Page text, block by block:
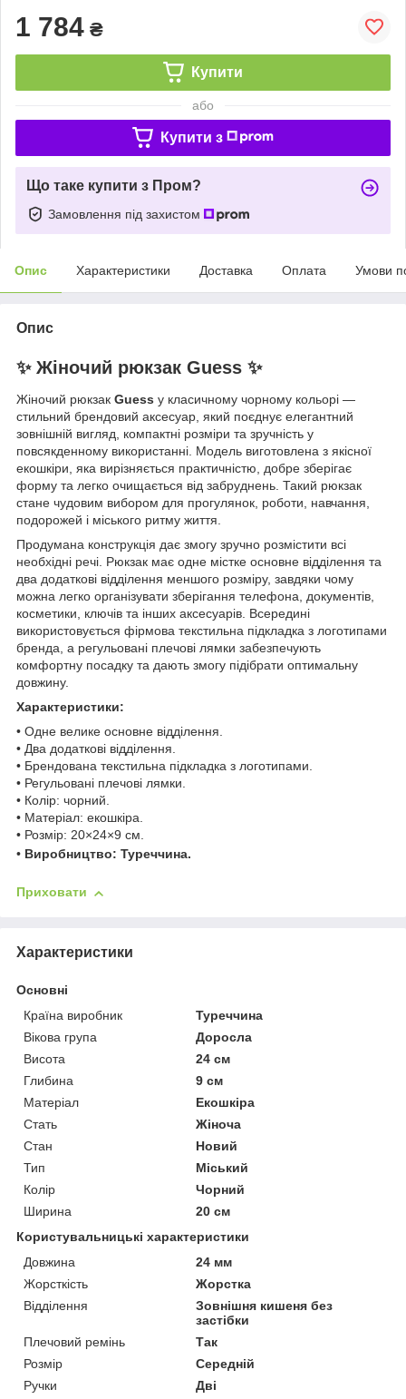
1 784 ₴
Купити
або
Купити з
Що таке купити з Пром?
Замовлення під захистом
Опис Характеристики Доставка Оплата Умови
Опис
✨ Жіночий рюкзак Guess ✨
Жіночий рюкзак Guess у класичному чорному кольорі —
стильний брендовий аксесуар, який поєднує елегантний
зовнішній вигляд, компактні розміри та зручність у
повсякденному використанні. Модель виготовлена з якісної
екошкіри, яка вирізняється практичністю, добре зберігає
форму та легко очищається від забруднень. Такий рюкзак
стане чудовим вибором для прогулянок, роботи, навчання,
подорожей і міського ритму життя.
Продумана конструкція дає змогу зручно розмістити всі
необхідні речі. Рюкзак має одне містке основне відділення та
два додаткові відділення меншого розміру, завдяки чому
можна легко організувати зберігання телефона, документів,
косметики, ключів та інших аксесуарів. Всередині
використовується фірмова текстильна підкладка з логотипами
бренда, а регульовані плечові лямки забезпечують
комфортну посадку та дають змогу підібрати оптимальну
довжину.
Характеристики:
• Одне велике основне відділення.
• Два додаткові відділення.
• Брендована текстильна підкладка з логотипами.
• Регульовані плечові лямки.
• Колір: чорний.
• Матеріал: екошкіра.
• Розмір: 20×24×9 см.
• Виробництво: Туреччина.
Приховати
Характеристики
Основні
Країна виробник
Туреччина
Вікова група
Доросла
Висота
24 см
Глибина
9 см
Матеріал
Екошкіра
Стать
Жіноча
Стан
Новий
Тип
Міський
Колір
Чорний
Ширина
20 см
Користувальницькі характеристики
Довжина
24 мм
Жорсткість
Жорстка
Відділення
Зовнішня кишеня без
застібки
Плечовий ремінь
Так
Розмір
Середній
Ручки
Дві